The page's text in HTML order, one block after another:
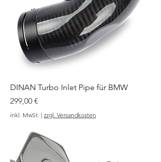
DINAN Turbo Inlet Pipe für BMW
Preis
299,00 €
inkl. MwSt. | zzgl. Versandkosten